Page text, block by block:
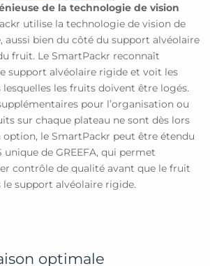
de la technologie de vision
utilise la technologie de vision de
aussi bien du côté du support alvéolaire
fruit. Le SmartPackr reconnaît
support alvéolaire rigide et voit les
les fruits doivent être logés.
pour l’organisation ou
sur chaque plateau ne sont dès lors
option, le SmartPackr peut être étendu
unique de GREEFA, qui permet
contrôle de qualité avant que le fruit
le support alvéolaire rigide.
optimale